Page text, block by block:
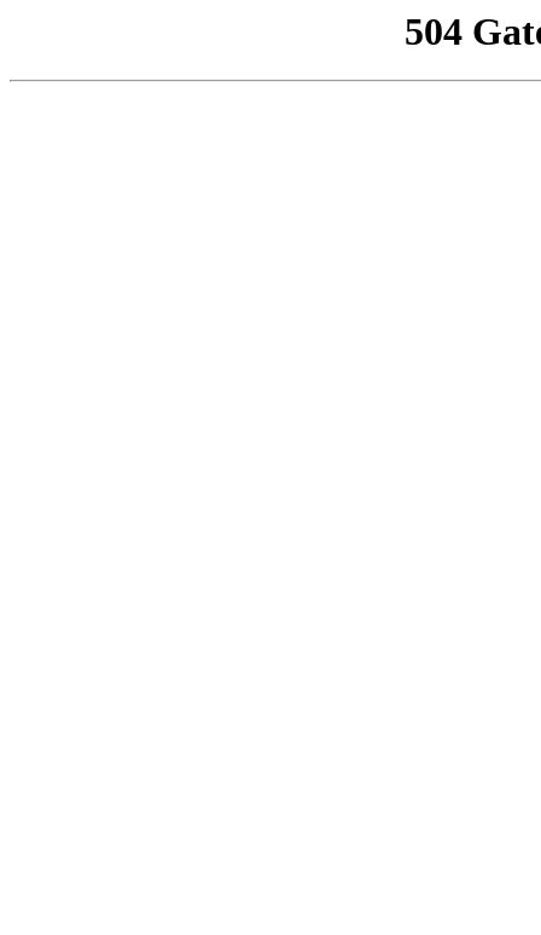
504